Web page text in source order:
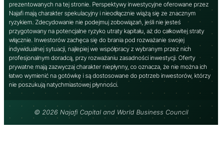
prezentowanych na tej stronie. Perspektywy inwestycyjne oferowane przez
Najafi mają charakter spekulacyjny i nieodłącznie wiążą się ze znacznym
ryzykiem. Zdecydowanie nie podejmuj zobowiązań, jeśli nie jesteś
przygotowany na potencjalne ryzyko utraty kapitału, aż do całkowitej straty
włącznie. Inwestorów zachęca się do brania pod rozważanie swojej
indywidualnej sytuacji, najlepiej we współpracy z wybranym przez nich
profesjonalnym doradcą, przy rozważaniu zasadności inwestycji. Oferty
prywatne mają zazwyczaj charakter niepłynny, co oznacza, że ​​nie można ich
łatwo wymienić na gotówkę i są dostosowane do potrzeb inwestorów, którzy
nie poszukują natychmiastowej płynności.
© 2026 Najafi Capital and World Business Council